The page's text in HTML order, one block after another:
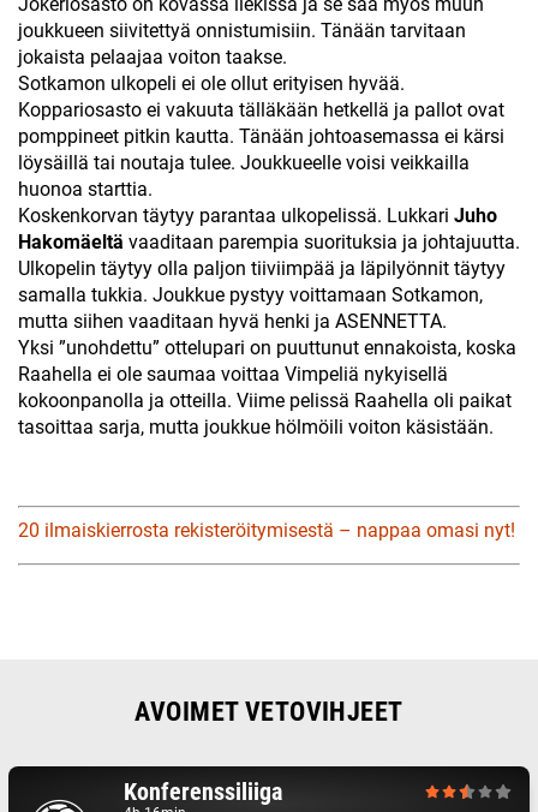
joukkueen siivitettyä onnistumisiin. Tänään tarvitaan
jokaista pelaajaa voiton taakse.
Sotkamon ulkopeli ei ole ollut erityisen hyvää.
Koppariosasto ei vakuuta tälläkään hetkellä ja pallot ovat
pomppineet pitkin kautta. Tänään johtoasemassa ei kärsi
löysäillä tai noutaja tulee. Joukkueelle voisi veikkailla
huonoa starttia.
Koskenkorvan täytyy parantaa ulkopelissä. Lukkari Juho
Hakomäeltä vaaditaan parempia suorituksia ja johtajuutta.
Ulkopelin täytyy olla paljon tiiviimpää ja läpilyönnit täytyy
samalla tukkia. Joukkue pystyy voittamaan Sotkamon,
mutta siihen vaaditaan hyvä henki ja ASENNETTA.
Yksi ”unohdettu” ottelupari on puuttunut ennakoista, koska
Raahella ei ole saumaa voittaa Vimpeliä nykyisellä
kokoonpanolla ja otteilla. Viime pelissä Raahella oli paikat
tasoittaa sarja, mutta joukkue hölmöili voiton käsistään.
20 ilmaiskierrosta rekisteröitymisestä – nappaa omasi nyt!
AVOIMET VETOVIHJEET
Konferenssiliiga